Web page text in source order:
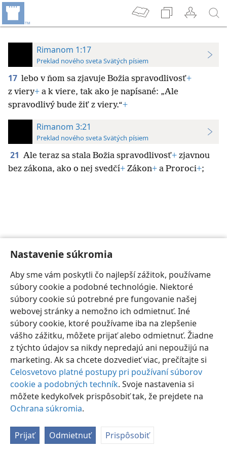
Nastavenie súkromia
Aby sme vám poskytli čo najlepší zážitok, používame
súbory cookie a podobné technológie. Niektoré
súbory cookie sú potrebné pre fungovanie našej
webovej stránky a nemožno ich odmietnuť. Iné
súbory cookie, ktoré používame iba na zlepšenie
vášho zážitku, môžete prijať alebo odmietnuť. Žiadne
z týchto údajov sa nikdy nepredajú ani nepoužijú na
marketing. Ak sa chcete dozvedieť viac, prečítajte si
Celosvetovo platné postupy pri používaní súborov
cookie a podobných techník. Svoje nastavenia si
môžete kedykoľvek prispôsobiť tak, že prejdete na
Ochrana súkromia.
Prijať Odmietnuť Prispôsobiť
Rimanom 1:17
Preklad nového sveta Svätých písiem
17 lebo v ňom sa zjavuje Božia spravodlivosť+
z viery+ a k viere, tak ako je napísané: „Ale
spravodlivý bude žiť z viery.“+
Rimanom 3:21
Preklad nového sveta Svätých písiem
21 Ale teraz sa stala Božia spravodlivosť+ zjavnou
bez zákona, ako o nej svedčí+ Zákon+ a Proroci+;
Slovenčina Nastavenia
Copyright © 2026 Watch Tower Bible and Tract Society of Pennsylvania
Podmienky používania
JW.ORG
Prihlásiť sa